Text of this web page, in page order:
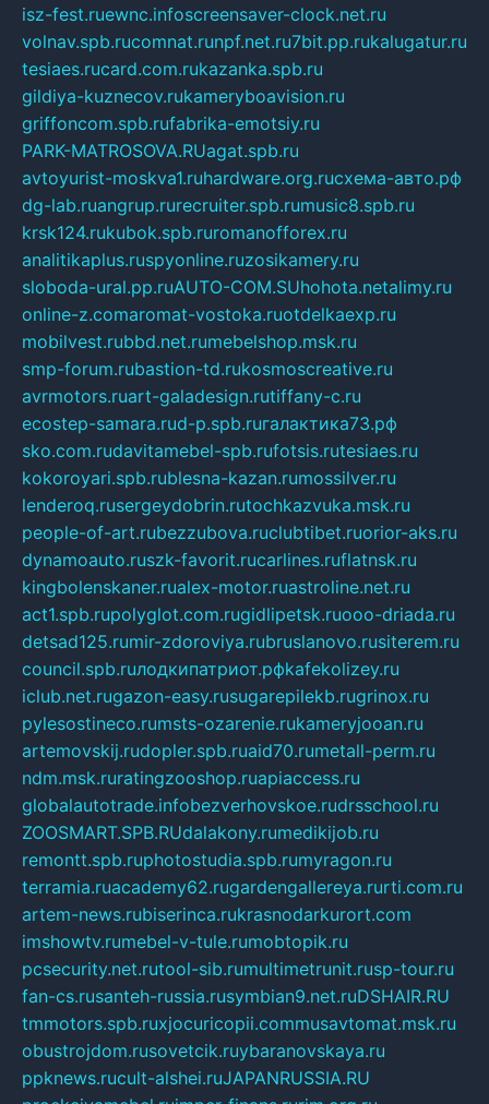
isz-fest.ruewnc.infoscreensaver-clock.net.ru
volnav.spb.rucomnat.runpf.net.ru7bit.pp.rukalugatur.ru
tesiaes.rucard.com.rukazanka.spb.ru
gildiya-kuznecov.rukameryboavision.ru
griffoncom.spb.rufabrika-emotsiy.ru
PARK-MATROSOVA.RUagat.spb.ru
avtoyurist-moskva1.ruhardware.org.ruсхема-авто.рф
dg-lab.ruangrup.rurecruiter.spb.rumusic8.spb.ru
krsk124.rukubok.spb.ruromanofforex.ru
analitikaplus.ruspyonline.ruzosikamery.ru
sloboda-ural.pp.ruAUTO-COM.SUhohota.netalimy.ru
online-z.comaromat-vostoka.ruotdelkaexp.ru
mobilvest.rubbd.net.rumebelshop.msk.ru
smp-forum.rubastion-td.rukosmoscreative.ru
avrmotors.ruart-galadesign.rutiffany-c.ru
ecostep-samara.rud-p.spb.ruгалактика73.рф
sko.com.rudavitamebel-spb.rufotsis.rutesiaes.ru
kokoroyari.spb.rublesna-kazan.rumossilver.ru
lenderoq.rusergeydobrin.rutochkazvuka.msk.ru
people-of-art.rubezzubova.ruclubtibet.ruorior-aks.ru
dynamoauto.ruszk-favorit.rucarlines.ruflatnsk.ru
kingbolenskaner.rualex-motor.ruastroline.net.ru
act1.spb.rupolyglot.com.rugidlipetsk.ruooo-driada.ru
detsad125.rumir-zdoroviya.rubruslanovo.rusiterem.ru
council.spb.ruлодкипатриот.рфkafekolizey.ru
iclub.net.rugazon-easy.rusugarepilekb.rugrinox.ru
pylesostineco.rumsts-ozarenie.rukameryjooan.ru
artemovskij.rudopler.spb.ruaid70.rumetall-perm.ru
ndm.msk.ruratingzooshop.ruapiaccess.ru
globalautotrade.infobezverhovskoe.rudrsschool.ru
ZOOSMART.SPB.RUdalakony.rumedikijob.ru
remontt.spb.ruphotostudia.spb.rumyragon.ru
terramia.ruacademy62.rugardengallereya.rurti.com.ru
artem-news.rubiserinca.rukrasnodarkurort.com
imshowtv.rumebel-v-tule.rumobtopik.ru
pcsecurity.net.rutool-sib.rumultimetrunit.rusp-tour.ru
fan-cs.rusanteh-russia.rusymbian9.net.ruDSHAIR.RU
tmmotors.spb.ruxjocuricopii.commusavtomat.msk.ru
obustrojdom.rusovetcik.ruybaranovskaya.ru
ppknews.rucult-alshei.ruJAPANRUSSIA.RU